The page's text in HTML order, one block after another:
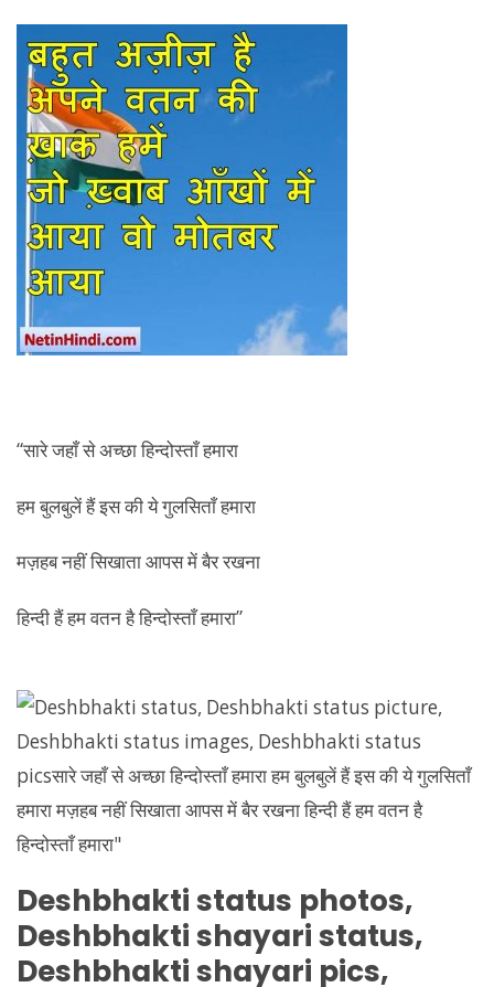
“सारे जहाँ से अच्छा हिन्दोस्ताँ हमारा
हम बुलबुलें हैं इस की ये गुलसिताँ हमारा
मज़हब नहीं सिखाता आपस में बैर रखना
हिन्दी हैं हम वतन है हिन्दोस्ताँ हमारा”
Deshbhaktistatus photos,
Deshbhaktishayari status,
Deshbhaktishayari pics,